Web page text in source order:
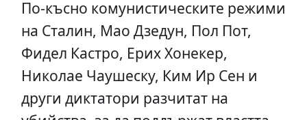
По-късно комунистическите режими
на Сталин, Мао Дзедун, Пол Пот,
Фидел Кастро, Ерих Хонекер,
Николае Чаушеску, Ким Ир Сен и
други диктатори разчитат на